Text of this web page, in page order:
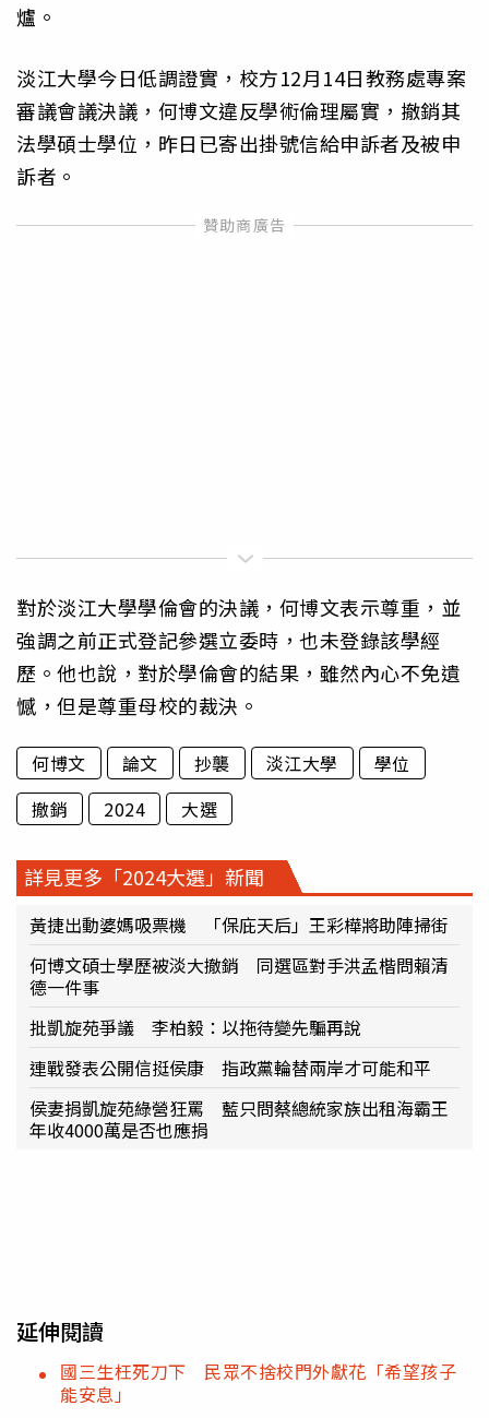
爐。
淡江大學今日低調證實，校方12月14日教務處專案
審議會議決議，何博文違反學術倫理屬實，撤銷其
法學碩士學位，昨日已寄出掛號信給申訴者及被申
訴者。
對於淡江大學學倫會的決議，何博文表示尊重，並
強調之前正式登記參選立委時，也未登錄該學經
歷。他也說，對於學倫會的結果，雖然內心不免遺
憾，但是尊重母校的裁決。
何博文 論文 抄襲 淡江大學
學位
撤銷
2024 大選
詳見更多「2024大選」新聞
黃捷出動婆媽吸票機 「保庇天后」王彩樺將助陣掃街
何博文碩士學歷被淡大撤銷 同選區對手洪孟楷問賴清
德一件事
批凱旋苑爭議 李柏毅：以拖待變先騙再說
連戰發表公開信挺侯康 指政黨輪替兩岸才可能和平
侯妻捐凱旋苑綠營狂罵 藍只問蔡總統家族出租海霸王
年收4000萬是否也應捐
延伸閱讀
國三生枉死刀下 民眾不捨校門外獻花「希望孩子
能安息」